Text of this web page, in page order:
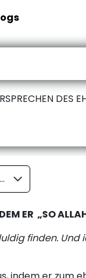
DES
13.10- DIE TÖTUNG DES KINDES DURCH DEN EHRENWERTEN AL-KHIDR (FRIEDE SEI AUF IHM) UND DIE REAKTION DES EHRENWERTEN MOSES (FRIEDE SEI AUF IHM)
ER „SO
finden.